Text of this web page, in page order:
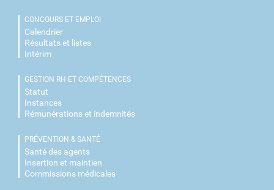
CONCOURS ET EMPLOI
Calendrier
Résultats et listes
Intérim
GESTION RH ET COMPÉTENCES
Statut
Instances
Rémunérations et indemnités
PRÉVENTION & SANTÉ
Santé des agents
Insertion et maintien
Commissions médicales